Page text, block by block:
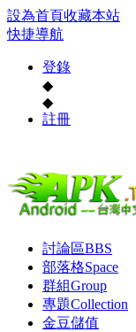
設為首頁收藏本站
快捷導航
登錄
◆
◆
註冊
討論區BBS
部落格Space
群組Group
專題Collection
金豆儲值